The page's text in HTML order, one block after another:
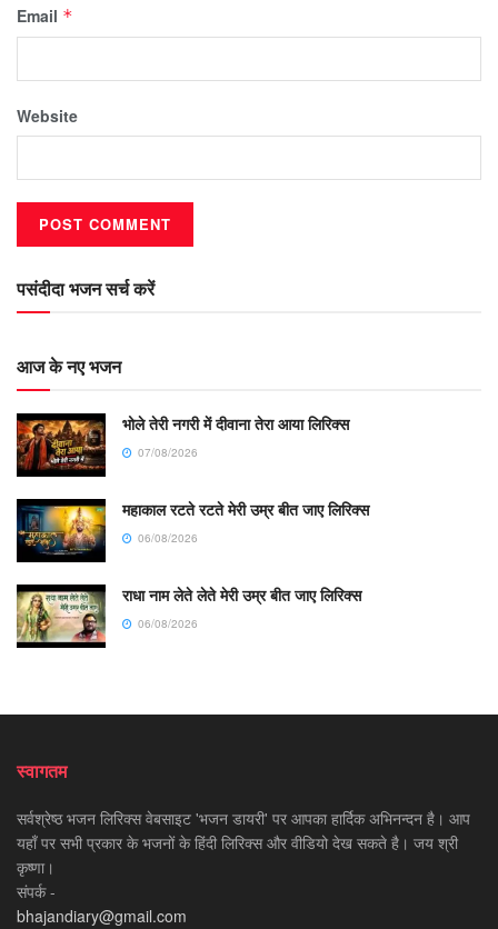
Email *
Website
पसंदीदा भजन सर्च करें
आज के नए भजन
भोले तेरी नगरी में दीवाना तेरा आया लिरिक्स
07/08/2026
महाकाल रटते रटते मेरी उम्र बीत जाए लिरिक्स
06/08/2026
राधा नाम लेते लेते मेरी उम्र बीत जाए लिरिक्स
06/08/2026
स्वागतम
सर्वश्रेष्ठ भजन लिरिक्स वेबसाइट 'भजन डायरी' पर आपका हार्दिक अभिनन्दन है। आप
यहाँ पर सभी प्रकार के भजनों के हिंदी लिरिक्स और वीडियो देख सकते है। जय श्री
कृष्णा।
संपर्क -
bhajandiary@gmail.com